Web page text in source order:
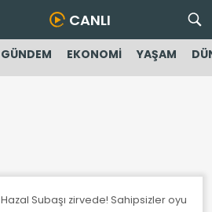
CANLI
GÜNDEM EKONOMİ YAŞAM
Hazal Subaşı zirvede! Sahipsizler